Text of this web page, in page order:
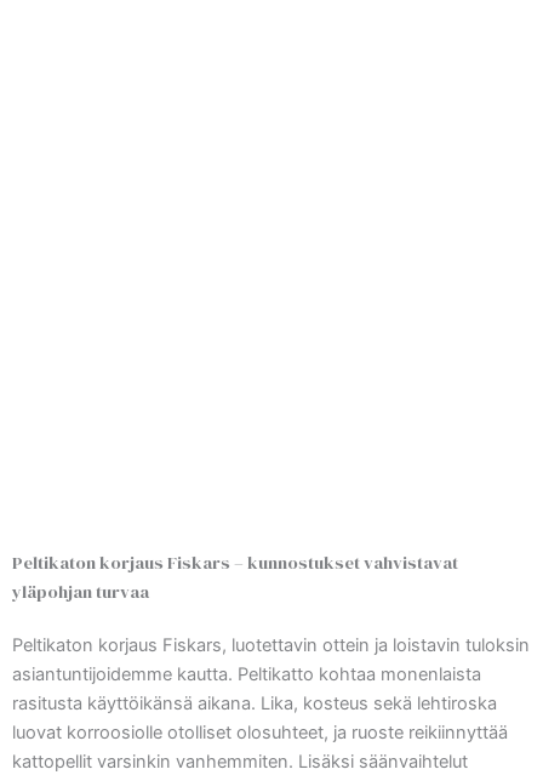
Peltikaton korjaus Fiskars – kunnostukset vahvistavat
yläpohjan turvaa
Peltikaton korjaus Fiskars, luotettavin ottein ja loistavin tuloksin
asiantuntijoidemme kautta. Peltikatto kohtaa monenlaista
rasitusta käyttöikänsä aikana. Lika, kosteus sekä lehtiroska
luovat korroosiolle otolliset olosuhteet, ja ruoste reikiinnyttää
kattopellit varsinkin vanhemmiten. Lisäksi säänvaihtelut